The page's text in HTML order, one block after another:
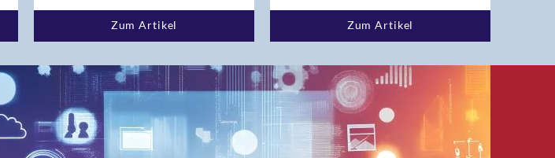
Platz
Platz 1
Dierikon
Dietlikon
Dornach
Zum Artikel Zum Artikel